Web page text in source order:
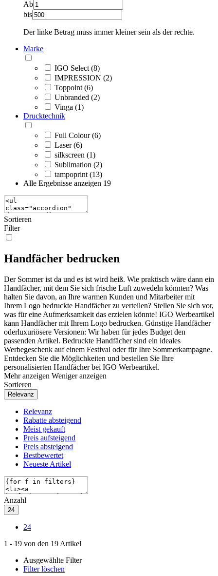
Ab
bis
Der linke Betrag muss immer kleiner sein als der rechte.
Marke
IGO Select (8)
IMPRESSION (2)
Toppoint (6)
Unbranded (2)
Vinga (1)
Drucktechnik
Full Colour (6)
Laser (6)
silkscreen (1)
Sublimation (2)
tampoprint (13)
Alle Ergebnisse anzeigen 19
Sortieren
Filter
Handfächer bedrucken
Der Sommer ist da und es ist wird heiß. Wie praktisch wäre dann ein
Handfächer, mit dem Sie sich frische Luft zuwedeln könnten? Was
halten Sie davon, an Ihre warmen Kunden und Mitarbeiter mit
Ihrem Logo bedruckte Handfächer zu verteilen? Stellen Sie sich vor,
was für eine Aufmerksamkeit das erzielen könnte! IGO Werbeartikel
kann Handfächer mit Ihrem Logo bedrucken. Günstige Handfächer
oderluxuriösere Versionen: Wir haben für jedes Budget den
passenden Artikel. Bedruckte Handfächer sind ein ideales
Werbegeschenk auf einem Festival oder für Ihre Sommerkampagne.
Entdecken Sie die Möglichkeiten und bestellen Sie Ihre
personalisierten Handfächer bei IGO Werbeartikel.
Mehr anzeigen Weniger anzeigen
Sortieren
Relevanz
Relevanz
Rabatte absteigend
Meist gekauft
Preis aufsteigend
Preis absteigend
Bestbewertet
Neueste Artikel
Anzahl
24
24
1 - 19 von den 19 Artikel
Ausgewählte Filter
Filter löschen